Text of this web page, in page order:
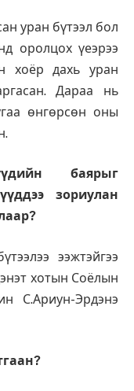
уран бүтээл бол
оролцох үеэрээ
хоёр дахь уран
Дараа нь
өнгөрсөн оны
баярыг
зориулан
ээжтэйгээ
хотын Соёлын
С.Ариун-Эрдэнэ